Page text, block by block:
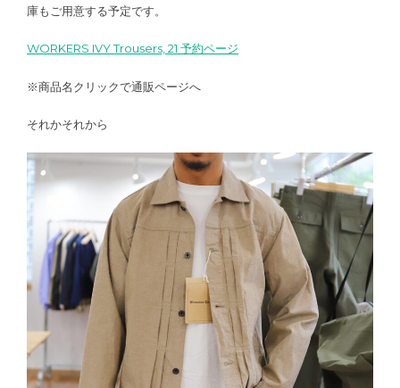
庫もご用意する予定です。
WORKERS IVY Trousers, 21 予約ページ
※商品名クリックで通販ページへ
それかそれから